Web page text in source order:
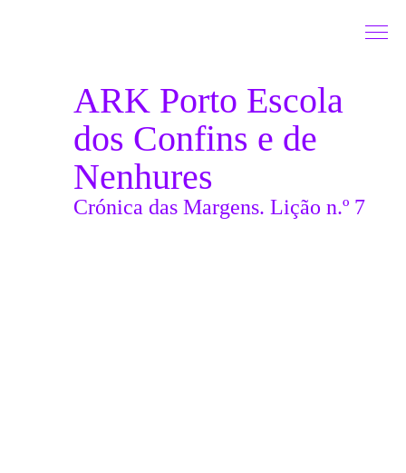
ARK Porto Escola
dos Confins e de
Nenhures
Crónica das Margens. Lição n.º 7